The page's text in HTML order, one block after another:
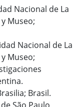
Nacional de La
Museo;
Nacional de La
Museo;
Brasil.